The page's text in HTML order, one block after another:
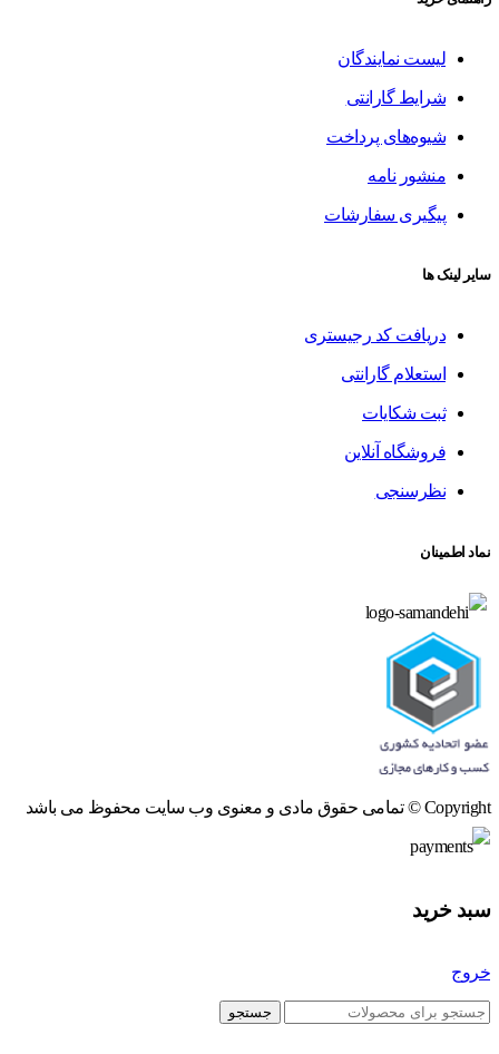
لیست نمایندگان
شرایط گارانتی
شیوه‌های پرداخت
منشور نامه
پیگیری سفارشات
سایر لینک ها
دریافت کد رجیستری
استعلام گارانتی
ثبت شکایات
فروشگاه آنلاین
نظرسنجی
نماد اطمینان
Copyright © تمامی حقوق مادی و معنوی وب سایت محفوظ می باشد
سبد خرید
خروج
جستجو